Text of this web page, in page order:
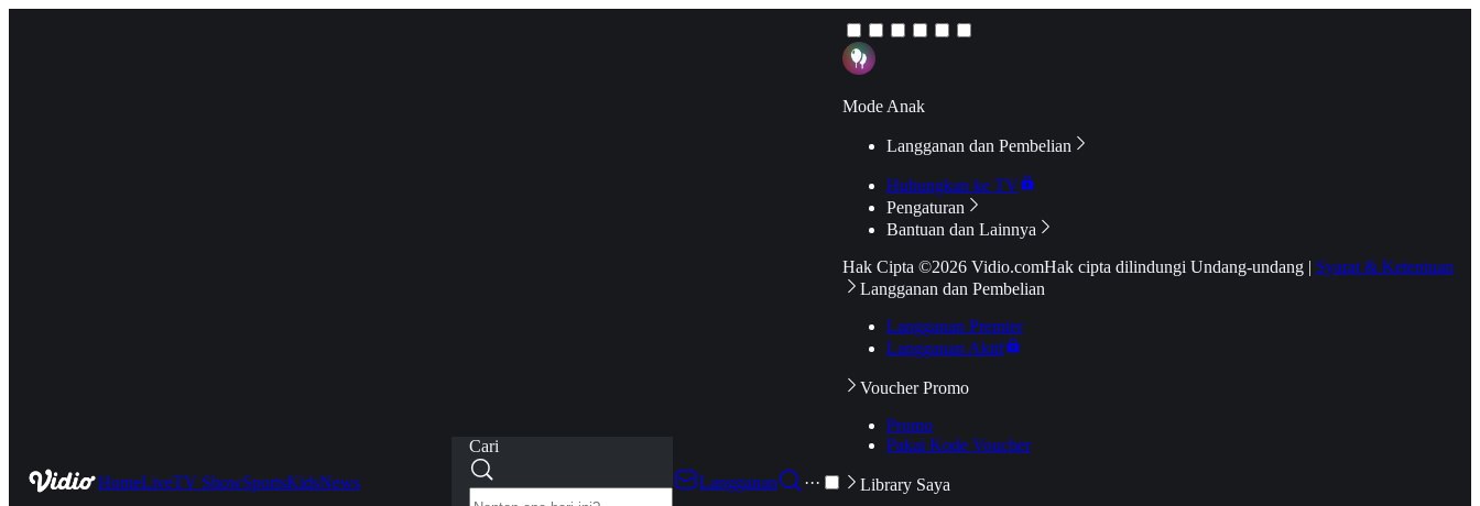
HomeLiveTV ShowSportsKidsNews
Cari
Langganan
···
Mode Anak
Langganan dan Pembelian
Hubungkan ke TV
Pengaturan
Bantuan dan Lainnya
Hak Cipta ©2026 Vidio.comHak cipta dilindungi Undang-undang | Syarat & Ketentuan
Langganan dan Pembelian
Langganan Premier
Langganan Aktif
Voucher Promo
Promo
Pakai Kode Voucher
Library Saya